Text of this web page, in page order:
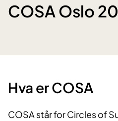
COSA Oslo
Hva er COSA
COSA står for Circles of